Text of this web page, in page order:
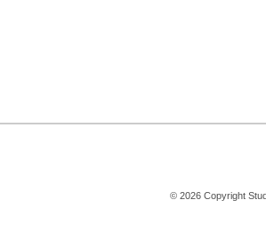
© 2026 Copyright